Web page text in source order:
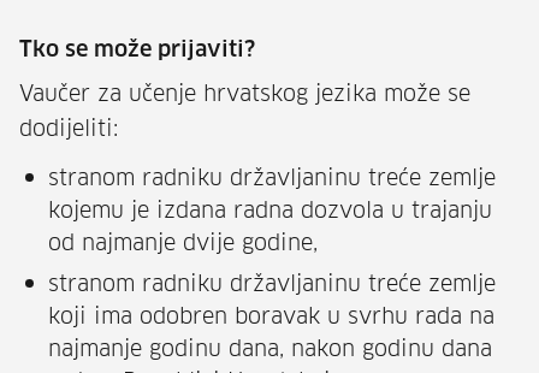
Tko se može prijaviti?
Vaučer za učenje hrvatskog jezika može se
dodijeliti:
stranom radniku državljaninu treće zemlje
kojemu je izdana radna dozvola u trajanju
od najmanje dvije godine,
stranom radniku državljaninu treće zemlje
koji ima odobren boravak u svrhu rada na
najmanje godinu dana, nakon godinu dana